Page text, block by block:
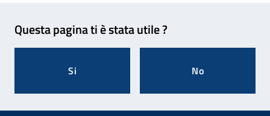
Questa pagina ti è stata utile ?
Si No